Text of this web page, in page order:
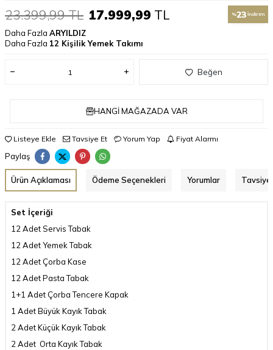
23.399,99TL 17.999,99 TL %23 İndirim
Daha Fazla ARYILDIZ
Daha Fazla 12 Kişilik Yemek Takımı
Beğen
HANGI MAĞAZADA VAR
Listeye Ekle Tavsiye Et Yorum Yap Fiyat Alarmı
Paylaş
Ürün Açıklaması Ödeme Seçenekleri Yorumlar Tavsiye
Set İçeriği
12 Adet Servis Tabak
12 Adet Yemek Tabak
12 Adet Çorba Kase
12 Adet Pasta Tabak
1+1 Adet Çorba Tencere Kapak
1 Adet Büyük Kayık Tabak
2 Adet Küçük Kayık Tabak
2 Adet Orta Kayık Tabak